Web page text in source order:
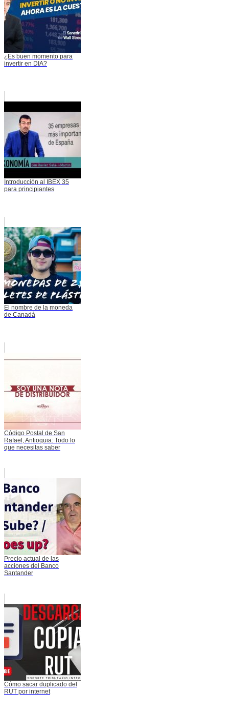
¿Es buen momento para
invertir en DIA?
Introducción al IBEX 35
para principiantes
El nombre de la moneda
de Canadá
Código Postal de San
Rafael, Antioquia: Todo lo
que necesitas saber
Precio actual de las
acciones del Banco
Santander
Cómo sacar duplicado del
RUT por internet